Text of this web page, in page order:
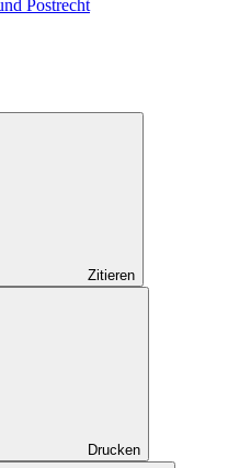
Postrecht
Zitieren
Drucken